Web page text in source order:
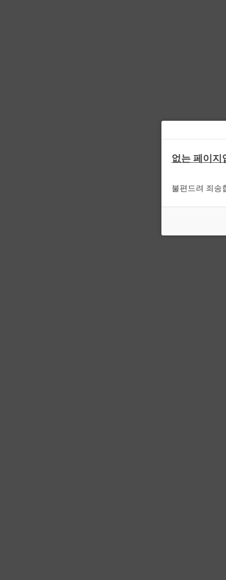
없는 페이지
불편드려 죄송